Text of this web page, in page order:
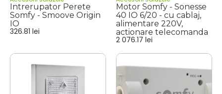
Intrerupator Perete
Somfy - Smoove Origin
IO
326.81 lei
Motor Somfy - Sonesse
40 IO 6/20 - cu cablaj,
alimentare 220V,
actionare telecomanda
2 076.17 lei